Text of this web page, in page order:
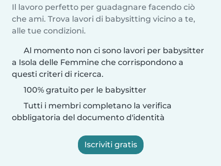
Il lavoro perfetto per guadagnare facendo ciò
che ami. Trova lavori di babysitting vicino a te,
alle tue condizioni.
Al momento non ci sono lavori per babysitter
a Isola delle Femmine che corrispondono a
questi criteri di ricerca.
100% gratuito per le babysitter
Tutti i membri completano la verifica
obbligatoria del documento d'identità
Iscriviti gratis